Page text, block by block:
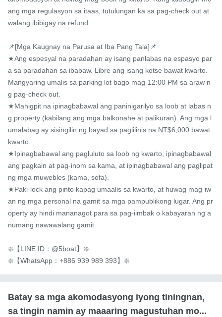
ang mga regulasyon sa itaas, tutulungan ka sa pag-check out at
walang ibibigay na refund.
📌[Mga Kaugnay na Parusa at Iba Pang Tala]📌
★Ang espesyal na paradahan ay isang panlabas na espasyo par
a sa paradahan sa ibabaw. Libre ang isang kotse bawat kwarto.
Mangyaring umalis sa parking lot bago mag-12:00 PM sa araw n
g pag-check out.
★Mahigpit na ipinagbabawal ang paninigarilyo sa loob at labas n
g property (kabilang ang mga balkonahe at palikuran). Ang mga l
umalabag ay sisingilin ng bayad sa paglilinis na NT$6,000 bawat
kwarto.
★Ipinagbabawal ang pagluluto sa loob ng kwarto, ipinagbabawal
ang pagkain at pag-inom sa kama, at ipinagbabawal ang paglipat
ng mga muwebles (kama, sofa).
★Paki-lock ang pinto kapag umaalis sa kwarto, at huwag mag-iw
an ng mga personal na gamit sa mga pampublikong lugar. Ang pr
operty ay hindi mananagot para sa pag-iimbak o kabayaran ng a
numang nawawalang gamit.
❇️【LINE ID：@5boat】❇️
❇️【WhatsApp：+886 939 989 393】❇️
Batay sa mga akomodasyong iyong tiningnan,
sa tingin namin ay maaaring magustuhan mo...